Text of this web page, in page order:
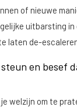
of nieuwe
uitbarsting in
laten de-
en besef
welzijn om te